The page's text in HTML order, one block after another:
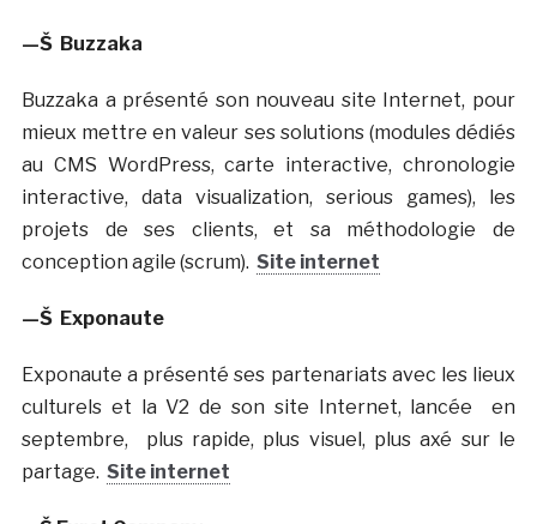
—Š Buzzaka
Buzzaka a présenté son nouveau site Internet, pour
mieux mettre en valeur ses solutions (modules dédiés
au CMS WordPress, carte interactive, chronologie
interactive, data visualization, serious games), les
projets de ses clients, et sa méthodologie de
conception agile (scrum). Site internet
—Š Exponaute
Exponaute a présenté ses partenariats avec les lieux
culturels et la V2 de son site Internet, lancée en
septembre, plus rapide, plus visuel, plus axé sur le
partage. Site internet